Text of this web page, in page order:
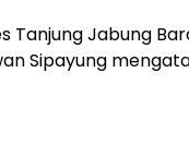
Tanjung Jabung
Sipayung